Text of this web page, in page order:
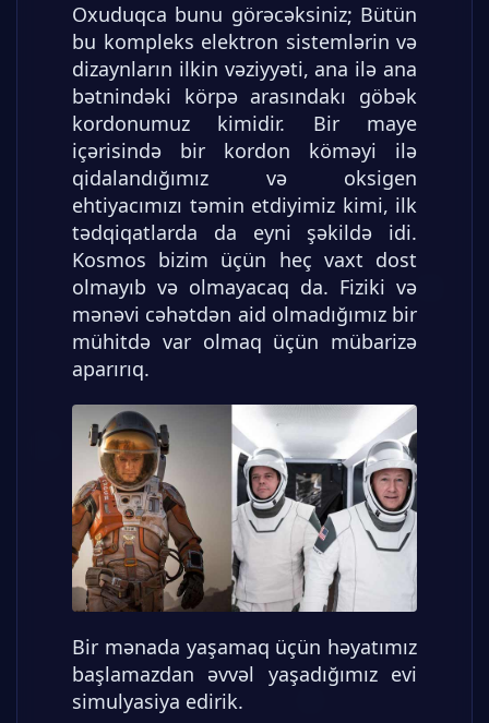
Oxuduqca bunu görəcəksiniz; Bütün
bu kompleks elektron sistemlərin və
dizaynların ilkin vəziyyəti, ana ilə ana
bətnindəki körpə arasındakı göbək
kordonumuz kimidir. Bir maye
içərisində bir kordon köməyi ilə
qidalandığımız və oksigen
ehtiyacımızı təmin etdiyimiz kimi, ilk
tədqiqatlarda da eyni şəkildə idi.
Kosmos bizim üçün heç vaxt dost
olmayıb və olmayacaq da. Fiziki və
mənəvi cəhətdən aid olmadığımız bir
mühitdə var olmaq üçün mübarizə
aparırıq.
Bir mənada yaşamaq üçün həyatımız
başlamazdan əvvəl yaşadığımız evi
simulyasiya edirik.